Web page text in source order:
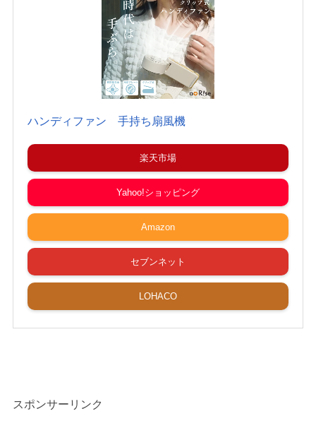
ハンディファン 手持ち扇風機
楽天市場
Yahoo!ショッピング
Amazon
セブンネット
LOHACO
スポンサーリンク